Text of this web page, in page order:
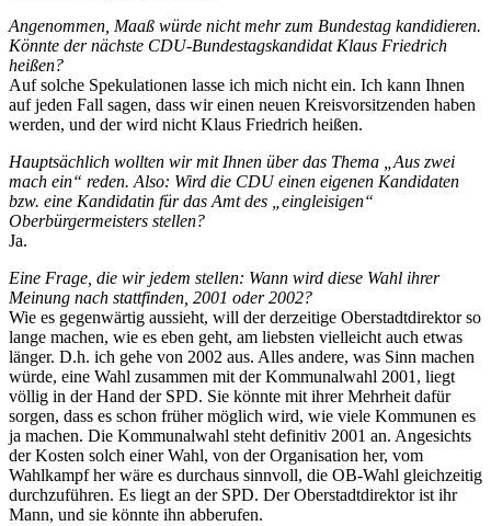
Angenommen, Maaß würde nicht mehr zum Bundestag kandidieren.
Könnte der nächste CDU-Bundestagskandidat Klaus Friedrich
heißen?
Auf solche Spekulationen lasse ich mich nicht ein. Ich kann Ihnen
auf jeden Fall sagen, dass wir einen neuen Kreisvorsitzenden haben
werden, und der wird nicht Klaus Friedrich heißen.
Hauptsächlich wollten wir mit Ihnen über das Thema „Aus zwei
mach ein“ reden. Also: Wird die CDU einen eigenen Kandidaten
bzw. eine Kandidatin für das Amt des „eingleisigen“
Oberbürgermeisters stellen?
Ja.
Eine Frage, die wir jedem stellen: Wann wird diese Wahl ihrer
Meinung nach stattfinden, 2001 oder 2002?
Wie es gegenwärtig aussieht, will der derzeitige Oberstadtdirektor so
lange machen, wie es eben geht, am liebsten vielleicht auch etwas
länger. D.h. ich gehe von 2002 aus. Alles andere, was Sinn machen
würde, eine Wahl zusammen mit der Kommunalwahl 2001, liegt
völlig in der Hand der SPD. Sie könnte mit ihrer Mehrheit dafür
sorgen, dass es schon früher möglich wird, wie viele Kommunen es
ja machen. Die Kommunalwahl steht definitiv 2001 an. Angesichts
der Kosten solch einer Wahl, von der Organisation her, vom
Wahlkampf her wäre es durchaus sinnvoll, die OB-Wahl gleichzeitig
durchzuführen. Es liegt an der SPD. Der Oberstadtdirektor ist ihr
Mann, und sie könnte ihn abberufen.